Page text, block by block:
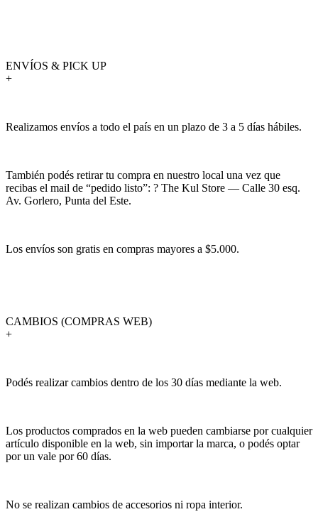
ENVÍOS & PICK UP
+
Realizamos envíos a todo el país en un plazo de 3 a 5 días hábiles.
También podés retirar tu compra en nuestro local una vez que
recibas el mail de “pedido listo”: ? The Kul Store — Calle 30 esq.
Av. Gorlero, Punta del Este.
Los envíos son gratis en compras mayores a $5.000.
CAMBIOS (COMPRAS WEB)
+
Podés realizar cambios dentro de los 30 días mediante la web.
Los productos comprados en la web pueden cambiarse por cualquier
artículo disponible en la web, sin importar la marca, o podés optar
por un vale por 60 días.
No se realizan cambios de accesorios ni ropa interior.